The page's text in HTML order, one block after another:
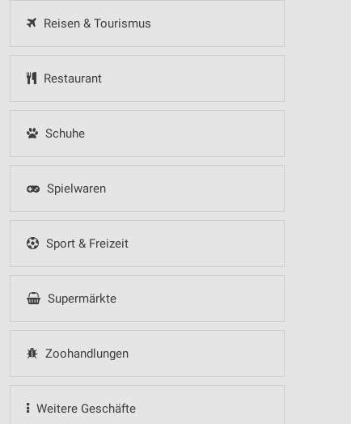
Reisen & Tourismus
Restaurant
Schuhe
Spielwaren
Sport & Freizeit
Supermärkte
Zoohandlungen
Weitere Geschäfte